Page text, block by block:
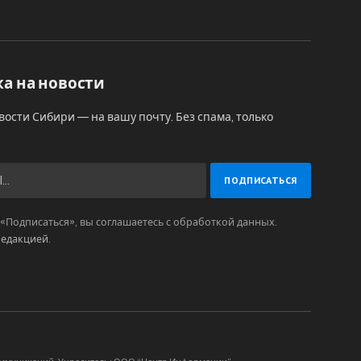
на новости
Сибири — на вашу почту. Без спама, только
вы соглашаетесь с обработкой данных.
.